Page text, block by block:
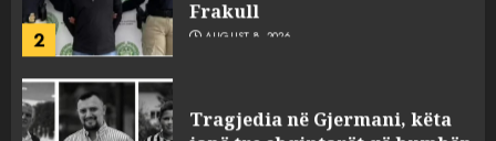
jetën në aksident